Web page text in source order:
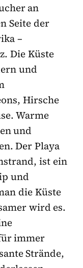
an
Seite der
–
Die Küste
und
Hirsche
Warme
und
Der Playa
ist ein
und
die Küste
wird es.
immer
Strände,